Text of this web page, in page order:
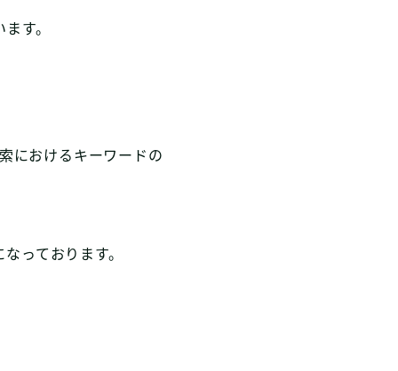
す。
におけるキーワードの
っております。